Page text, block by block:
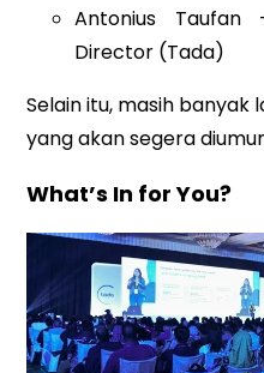
Antonius Taufan
Director (Tada)
Selain itu, masih
yang akan segera
What’s In for You?